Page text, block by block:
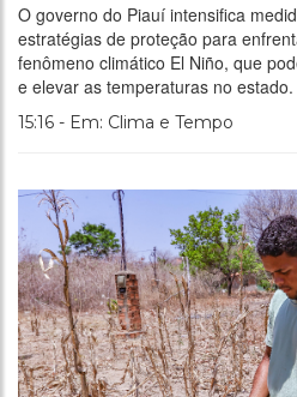
O governo do Piauí intensifica
estratégias de proteção para
fenômeno climático El Niño, que
e elevar as temperaturas no estado.
15:16 - Em: Clima e Tempo